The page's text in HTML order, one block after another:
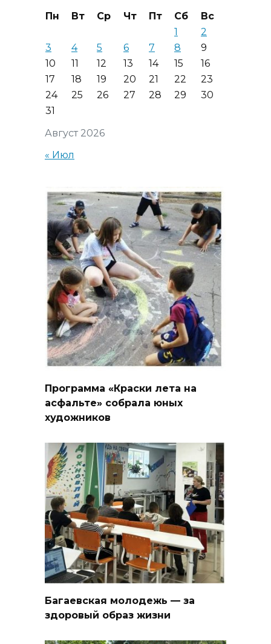
Август 2026
Пн Вт Ср Чт Пт Сб
Вс
1
2
3
4 5 6 7 8
9
10
11 12 13 14 15
16
17
18 19 20 21 22
23
24
25 26 27 28 29
30
31
« Июл
Программа «Краски лета на
асфальте» собрала юных
художников
Багаевская молодежь — за
здоровый образ жизни